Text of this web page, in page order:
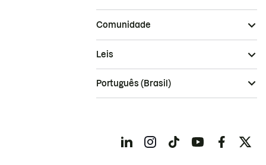
Comunidade
Leis
Português (Brasil)